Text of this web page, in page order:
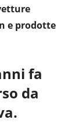
e prodotte
fa
da